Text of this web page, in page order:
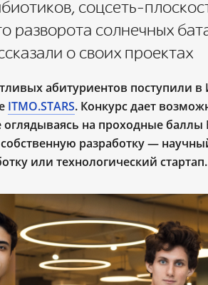
соцсеть-
разворота солнечных
о своих проектах
абитуриентов поступили
ITMO.STARS. Конкурс дает
оглядываясь на проходные баллы
разработку ―
или технологический стартап.